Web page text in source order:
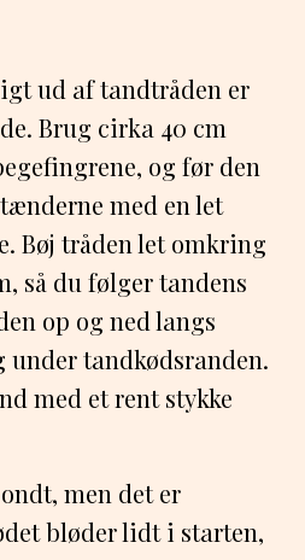
ud af tandtråden er
Brug cirka 40 cm
og før den
med en let
Bøj tråden let omkring
så du følger tandens
op og ned langs
under tandkødsranden.
med et rent stykke
men det er
bløder lidt i starten,